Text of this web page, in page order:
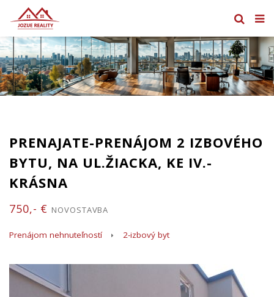
PRENAJATE-PRENÁJOM 2 IZBOVÉHO
BYTU, NA UL.ŽIACKA, KE IV.-
KRÁSNA
750,- € NOVOSTAVBA
Prenájom nehnuteľností 2-izbový byt